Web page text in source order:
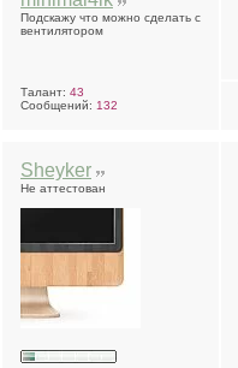
Подскажу что можно сделать с
вентилятором
Талант: 43
Сообщений: 132
Sheyker
Не аттестован